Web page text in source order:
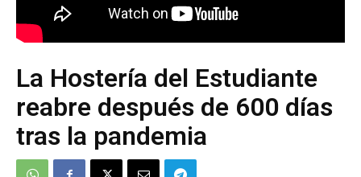
La Hostería del Estudiante
reabre después de 600 días
tras la pandemia